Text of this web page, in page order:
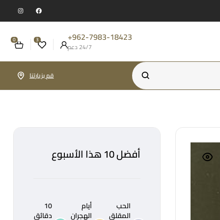
962-7983-18423+
24/7 دعم
3
0
قم بزيارتنا
أفضل 10 هذا الأسبوع
الحب
المقلق
أيام
الهجران
10
دقائق